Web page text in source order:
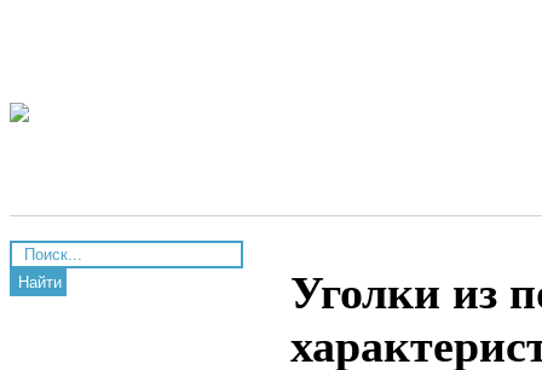
Найти
Уголки из